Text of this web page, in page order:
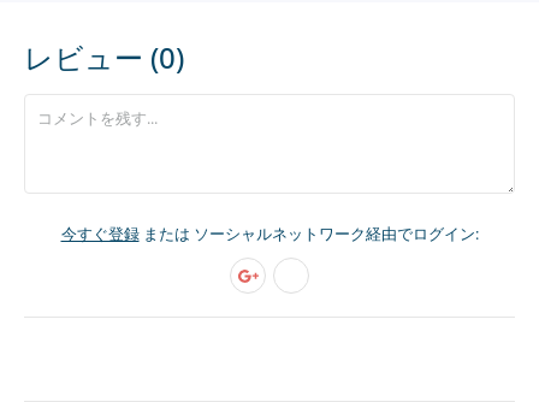
レビュー (0)
今すぐ登録または ソーシャルネットワーク経由でログイン: